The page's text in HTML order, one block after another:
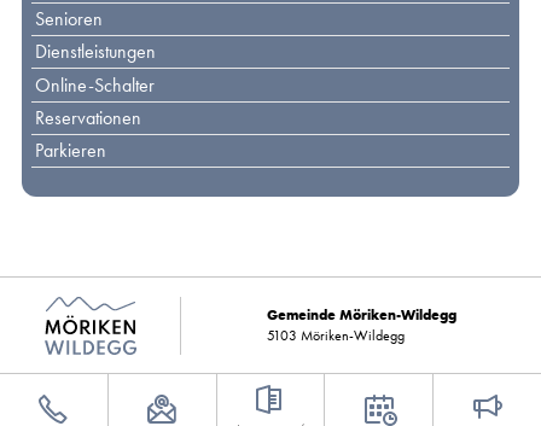
Senioren
Dienstleistungen
Online-Schalter
Reservationen
Parkieren
Gemeinde Möriken-Wildegg
5103 Möriken-Wildegg